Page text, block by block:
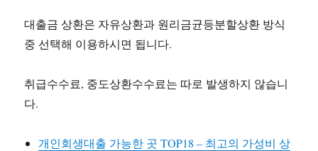
대출금 상환은 자유상환과 원리금균등분할상환 방식
중 선택해 이용하시면 됩니다.
취급수수료, 중도상환수수료는 따로 발생하지 않습니
다.
개인회생대출 가능한 곳 TOP18 – 최고의 가성비 상